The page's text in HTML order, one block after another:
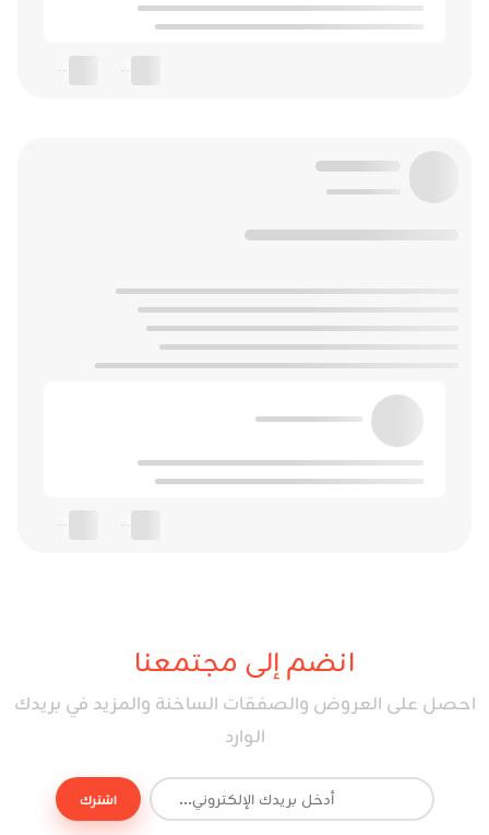
انضم إلى مجتمعنا
احصل على العروض والصفقات الساخنة والمزيد في بريدك
الوارد
اشترك